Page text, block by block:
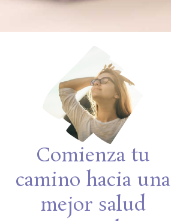
Comienza tu
camino hacia una
mejor salud